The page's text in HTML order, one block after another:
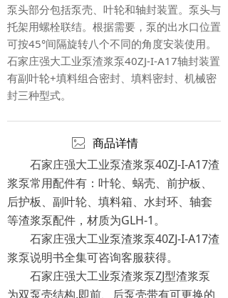
泵头部分包括泵壳、叶轮和轴封装置。泵头与
托架用螺栓联结。根据需要，泵的出水口位置
可按45°间隔旋转八个不同的角度安装使用。
石家庄强大工业泵渣浆泵40ZJ-I-A17轴封装置
有副叶轮+填料组合密封、填料密封、机械密
封三种型式。
商品详情
石家庄强大工业泵渣浆泵40ZJ-I-A17渣
浆泵常用配件有：叶轮、蜗壳、前护板、
后护板、副叶轮、填料箱、水封环、轴套
等渣浆泵配件，材质为GLH-1。
石家庄强大工业泵渣浆泵40ZJ-I-A17渣
浆泵说明书全集可咨询客服获得。
石家庄强大工业泵渣浆泵ZJ型渣浆泵
为双泵壳结构,即前、后泵壳带有可更换的
ꂈ